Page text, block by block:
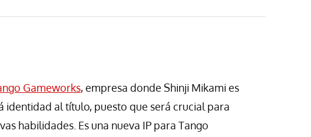
Gameworks, empresa donde Shinji Mikami es
al título, puesto que será crucial para
habilidades. Es una nueva IP para Tango